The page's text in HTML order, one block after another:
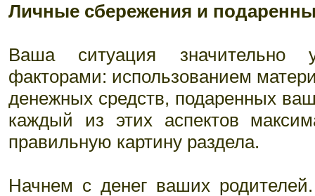
Личные сбережения и
Ваша ситуация значительно
факторами: использованием
денежных средств, подаренных
каждый из этих аспектов
правильную картину раздела.
Начнем с денег ваших